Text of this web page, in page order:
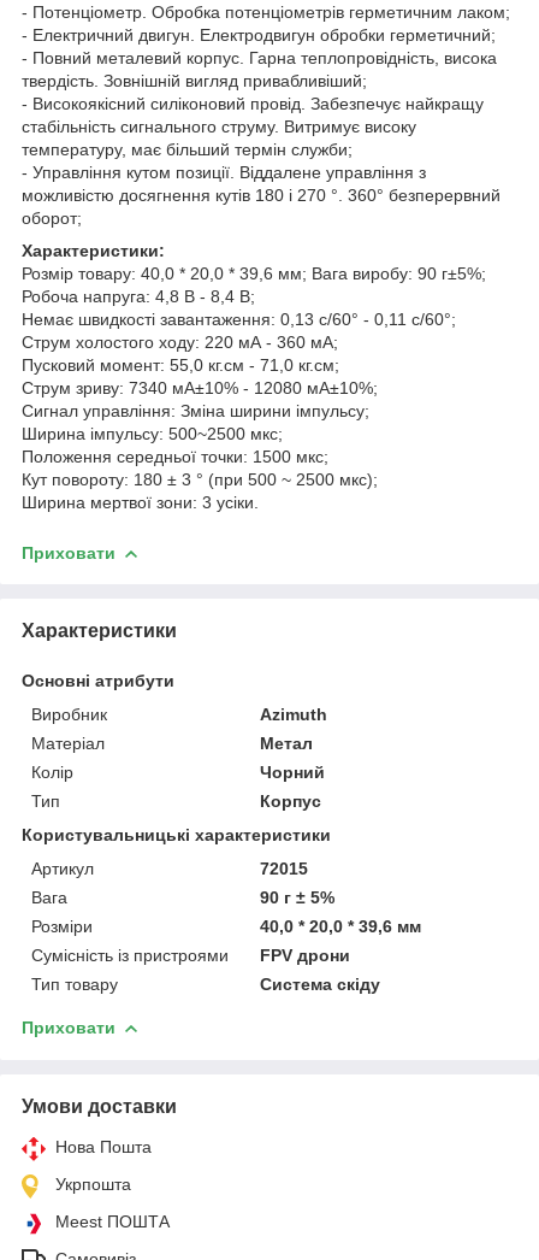
- Потенціометр. Обробка потенціометрів герметичним лаком;
- Електричний двигун. Електродвигун обробки герметичний;
- Повний металевий корпус. Гарна теплопровідність, висока
твердість. Зовнішній вигляд привабливіший;
- Високоякісний силіконовий провід. Забезпечує найкращу
стабільність сигнального струму. Витримує високу
температуру, має більший термін служби;
- Управління кутом позиції. Віддалене управління з
можливістю досягнення кутів 180 і 270 °. 360° безперервний
оборот;
Характеристики:
Розмір товару: 40,0 * 20,0 * 39,6 мм; Вага виробу: 90 г±5%;
Робоча напруга: 4,8 В - 8,4 В;
Немає швидкості завантаження: 0,13 с/60° - 0,11 с/60°;
Струм холостого ходу: 220 мА - 360 мА;
Пусковий момент: 55,0 кг.см - 71,0 кг.см;
Струм зриву: 7340 мА±10% - 12080 мА±10%;
Сигнал управління: Зміна ширини імпульсу;
Ширина імпульсу: 500~2500 мкс;
Положення середньої точки: 1500 мкс;
Кут повороту: 180 ± 3 ° (при 500 ~ 2500 мкс);
Ширина мертвої зони: 3 усіки.
Приховати
Характеристики
Основні атрибути
Виробник
Azimuth
Матеріал
Метал
Колір
Чорний
Тип
Корпус
Користувальницькі характеристики
Артикул
72015
Вага
90 г ± 5%
Розміри
40,0 * 20,0 * 39,6 мм
Сумісність із пристроями
FPV дрони
Тип товару
Система скіду
Приховати
Умови доставки
Нова Пошта
Укрпошта
Meest ПОШТА